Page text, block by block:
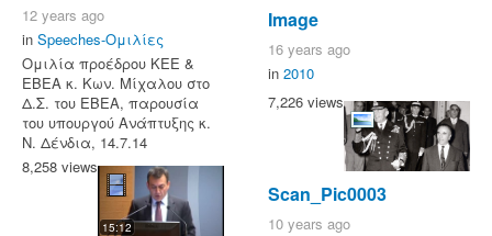
12 years ago
in Speeches-Ομιλίες
Ομιλία προέδρου ΚΕΕ &
ΕΒΕΑ κ. Κων. Μίχαλου στο
Δ.Σ. του ΕΒΕΑ, παρουσία
του υπουργού Ανάπτυξης κ.
Ν. Δένδια, 14.7.14
8,258 views
15:12
Image
16 years ago
in 2010
7,226 views
Scan_Pic0003
10 years ago